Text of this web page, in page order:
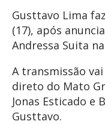
Gusttavo Lima
(17), após
Andressa Suita
A transmissão
direto do Mato
Jonas Esticado e
Gusttavo.